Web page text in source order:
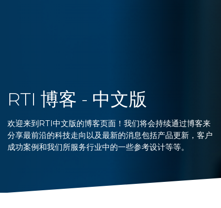
RTI 博客 - 中文版
欢迎来到RTI中文版的博客页面！我们将会持续通过博客来
分享最前沿的科技走向以及最新的消息包括产品更新，客户
成功案例和我们所服务行业中的一些参考设计等等。